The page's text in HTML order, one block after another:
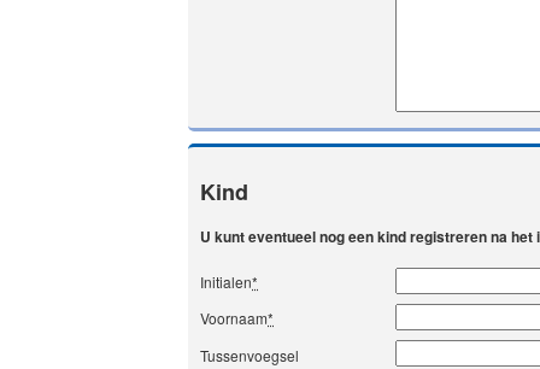
Kind
U kunt eventueel nog een kind registreren na
Initialen*
Voornaam*
Tussenvoegsel